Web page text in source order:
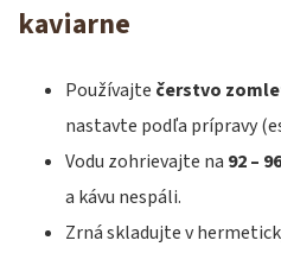
kaviarne
Používajte čerstvo
nastavte podľa prípravy
Vodu zohrievajte na 92 –
a kávu nespáli.
Zrná skladujte v